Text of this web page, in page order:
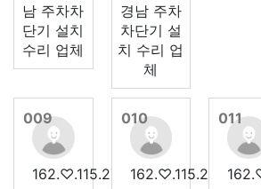
남 주차차
단기 설치
수리 업체
경남 주차
차단기 설
치 수리 업
체
009
162.♡.115.27
010
162.♡.115.28
011